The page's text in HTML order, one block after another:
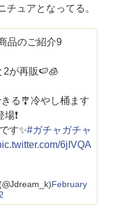
チュアとなってる。
品のご紹介9
2が再販🍉🧊
る🎐冷やし桶ます
❗️
す✨#ガチャガチャ
6jIVQA
February